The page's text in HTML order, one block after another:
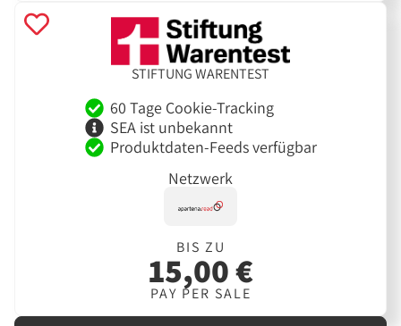
STIFTUNG WARENTEST
60 Tage Cookie-Tracking
SEA ist unbekannt
Produktdaten-Feeds verfügbar
Netzwerk
BIS ZU
15,00 €
PAY PER SALE